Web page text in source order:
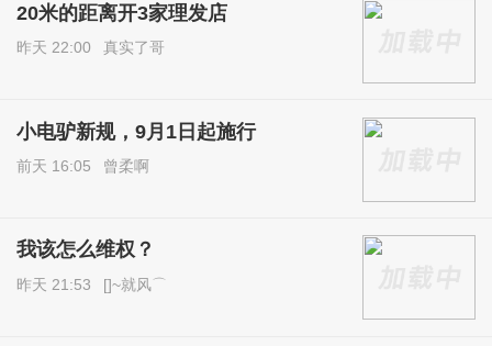
20米的距离开3家理发店
昨天 22:00 真实了哥
小电驴新规，9月1日起施行
前天 16:05 曾柔啊
我该怎么维权？
昨天 21:53 []~就风⌒